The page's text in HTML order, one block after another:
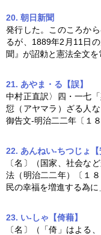
20. 朝日新聞
発行した。このころか
るが、1889年2月11日の
聞』が詔勅と憲法全文
21. あやま・る【誤】
中村正直訳〉四・一七
愆（アヤマラ）ざる人な
御告文‐明治二二年〔１
22. あんねい‐ちつじょ【
〔名〕（国家、社会な
法 （明治二二年）〔１
民の幸福を増進する為に
23. い‐しゃ【倚藉】
〔名〕（「倚」はよる